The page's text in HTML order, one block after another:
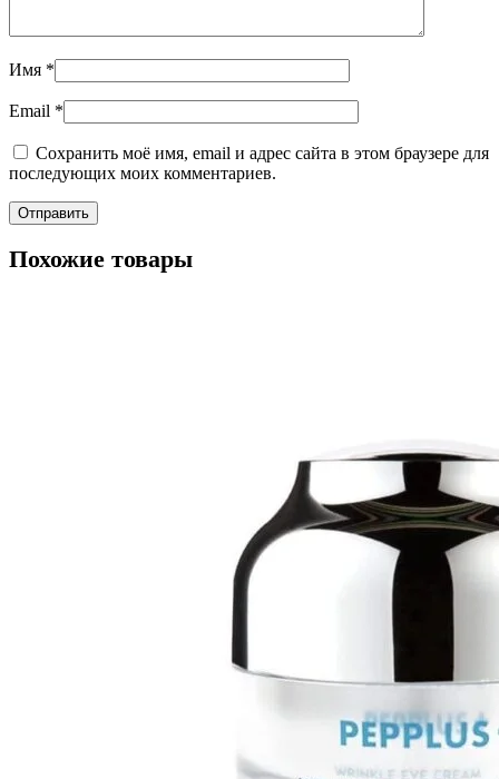
Имя *
Email *
Сохранить моё имя, email и адрес сайта в этом браузере для
последующих моих комментариев.
Похожие товары